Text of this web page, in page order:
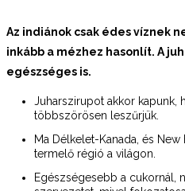
Az indiánok csak édes víznek
inkább a mézhez hasonlít. A
egészséges is.
Juharszirupot akkor kapunk,
többszörösen leszűrjük.
Ma Délkelet-Kanada, és
termelő régió a világon.
Egészségesebb a cukornál,